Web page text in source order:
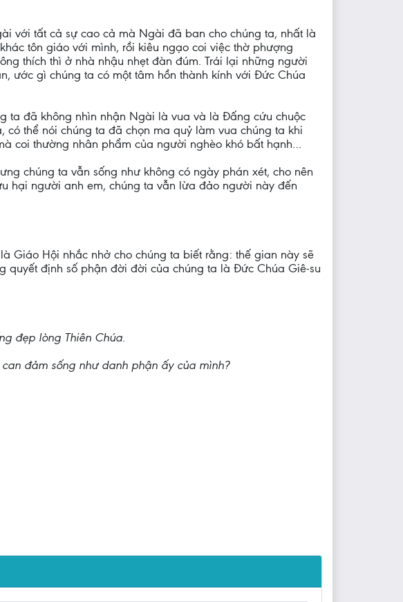
với tất cả sự cao cả mà Ngài đã ban cho chúng ta, nhất là
tôn giáo với mình, rồi kiêu ngạo coi việc thờ phượng
thích thì ở nhà nhậu nhẹt đàn đúm. Trái lại những người
ước gì chúng ta có một tâm hồn thành kính với Đức Chúa
ta đã không nhìn nhận Ngài là vua và là Đấng cứu chuộc
thể nói chúng ta đã chọn ma quỷ làm vua chúng ta khi
coi thường nhân phẩm của người nghèo khó bất hạnh…
chúng ta vẫn sống như không có ngày phán xét, cho nên
hại người anh em, chúng ta vẫn lừa đảo người này đến
Giáo Hội nhắc nhở cho chúng ta biết rằng: thế gian này sẽ
quyết định số phận đời đời của chúng ta là Đức Chúa Giê-su
đẹp lòng Thiên Chúa.
đảm sống như danh phận ấy của mình?